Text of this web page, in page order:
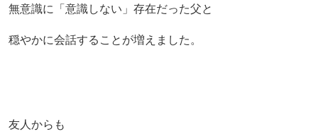
無意識に「意識しない」存在だった父と
穏やかに会話することが増えました。
友人からも